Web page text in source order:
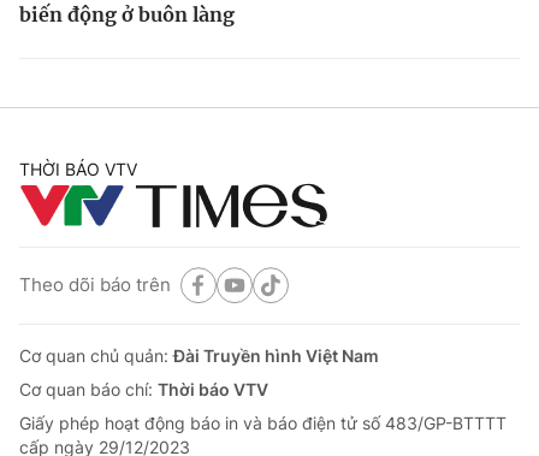
biến động ở buôn làng
THỜI BÁO VTV
Theo dõi báo trên
Cơ quan chủ quản:Đài Truyền hình Việt Nam
Cơ quan báo chí: Thời báo VTV
Giấy phép hoạt động báo in và báo điện tử số 483/GP-BTTTT
cấp ngày 29/12/2023